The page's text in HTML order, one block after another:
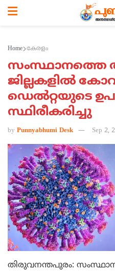
Home കേരളം
സംസ്ഥാനത്തെ
ജില്ലകളില്‍
ഡെല്‍റ്റയുടെ
സ്ഥിരീകരിച്ചു
by Punnyabhumi Desk Sep 2,
തിരുവനന്തപുരം: